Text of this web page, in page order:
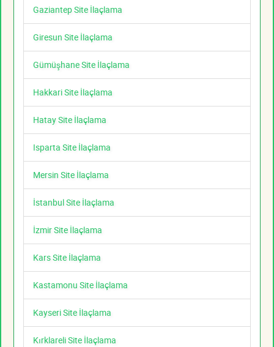
Gaziantep Site İlaçlama
Giresun Site İlaçlama
Gümüşhane Site İlaçlama
Hakkari Site İlaçlama
Hatay Site İlaçlama
Isparta Site İlaçlama
Mersin Site İlaçlama
İstanbul Site İlaçlama
İzmir Site İlaçlama
Kars Site İlaçlama
Kastamonu Site İlaçlama
Kayseri Site İlaçlama
Kırklareli Site İlaçlama